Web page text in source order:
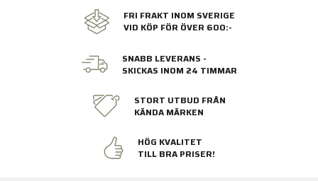
FRI FRAKT INOM SVERIGE
VID KÖP FÖR ÖVER 600:-
SNABB LEVERANS -
SKICKAS INOM 24 TIMMAR
STORT UTBUD FRÅN
KÄNDA MÄRKEN
HÖG KVALITET
TILL BRA PRISER!